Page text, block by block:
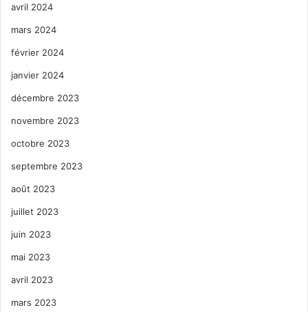
avril 2024
mars 2024
février 2024
janvier 2024
décembre 2023
novembre 2023
octobre 2023
septembre 2023
août 2023
juillet 2023
juin 2023
mai 2023
avril 2023
mars 2023